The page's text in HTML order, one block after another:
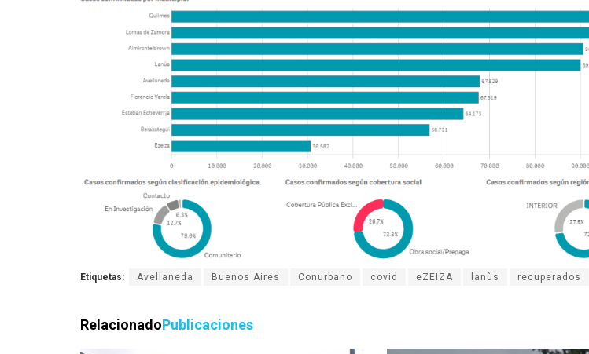
Etiquetas: Avellaneda Buenos Aires Conurbano covid eZEIZA lanùs recuperados
RelacionadoPublicaciones